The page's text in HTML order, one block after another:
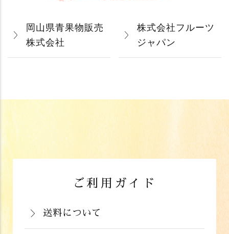
岡山県青果物販売
株式会社
株式会社フルーツ
ジャパン
ご利用ガイド
送料について
岡山県：704円(税込)